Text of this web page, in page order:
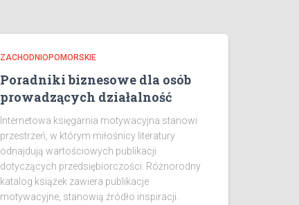
ZACHODNIOPOMORSKIE
Poradniki biznesowe dla osób
prowadzących działalność
Internetowa księgarnia motywacyjna stanowi
przestrzeń, w którym miłośnicy literatury
odnajdują wartościowych publikacji
dotyczących przedsiębiorczości. Różnorodny
katalog książek zawiera publikacje
motywacyjne, stanowią źródło inspiracji.